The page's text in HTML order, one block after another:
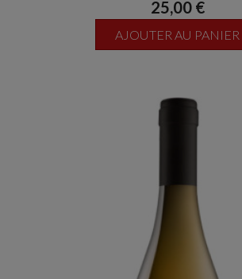
25,00 €
AJOUTER AU PANIER